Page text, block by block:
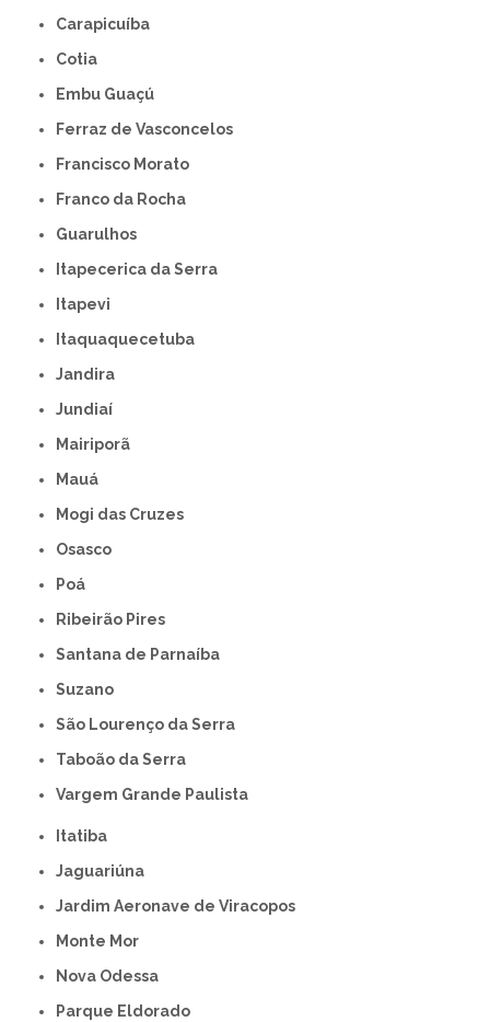
Carapicuíba
Cotia
Embu Guaçú
Ferraz de Vasconcelos
Francisco Morato
Franco da Rocha
Guarulhos
Itapecerica da Serra
Itapevi
Itaquaquecetuba
Jandira
Jundiaí
Mairiporã
Mauá
Mogi das Cruzes
Osasco
Poá
Ribeirão Pires
Santana de Parnaíba
Suzano
São Lourenço da Serra
Taboão da Serra
Vargem Grande Paulista
Itatiba
Jaguariúna
Jardim Aeronave de Viracopos
Monte Mor
Nova Odessa
Parque Eldorado